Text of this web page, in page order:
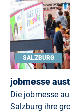
SALZBURG
jobmesse
Die jobmesse
Salzburg ihre